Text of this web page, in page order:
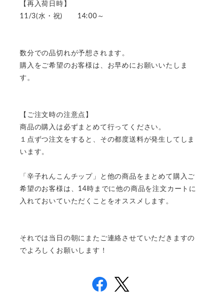
【再入荷日時】
11/3(水・祝) 14:00～
数分での品切れが予想されます。
購入をご希望のお客様は、お早めにお願いいたしま
す。
【ご注文時の注意点】
商品の購入は必ずまとめて行ってください。
１点ずつ注文をすると、その都度送料が発生してしま
います。
「辛子れんこんチップ」と他の商品をまとめて購入ご
希望のお客様は、14時までに他の商品を注文カートに
入れておいていただくことをオススメします。
それでは当日の朝にまたご連絡させていただきますの
でよろしくお願いします！